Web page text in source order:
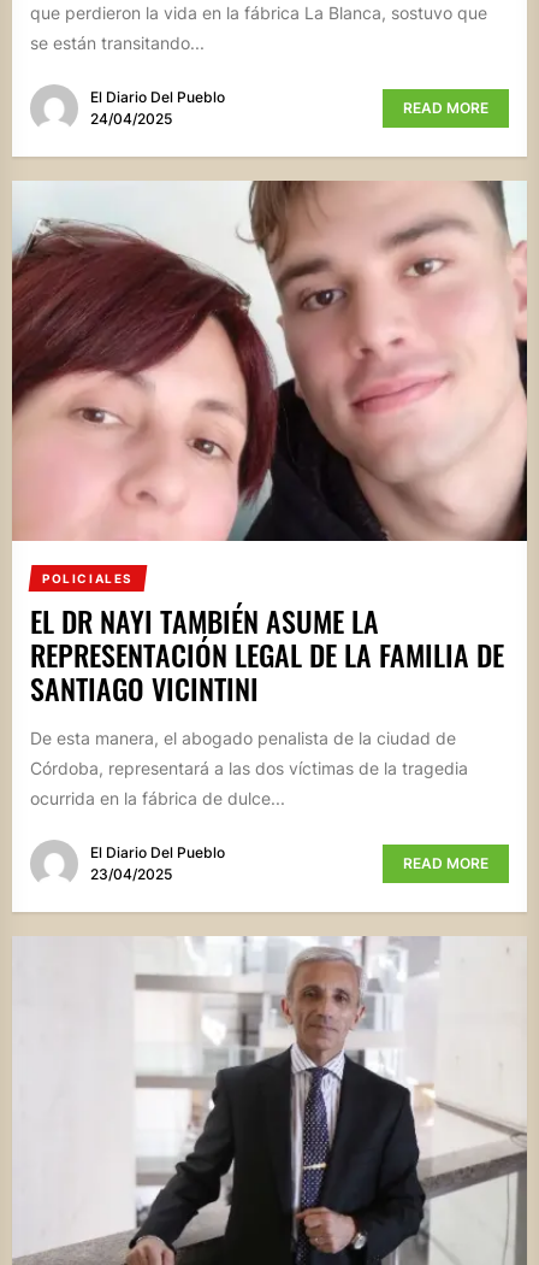
que perdieron la vida en la fábrica La Blanca, sostuvo que
se están transitando...
El Diario Del Pueblo
24/04/2025
READ MORE
POLICIALES
EL DR NAYI TAMBIÉN ASUME LA
REPRESENTACIÓN LEGAL DE LA FAMILIA DE
SANTIAGO VICINTINI
De esta manera, el abogado penalista de la ciudad de
Córdoba, representará a las dos víctimas de la tragedia
ocurrida en la fábrica de dulce...
El Diario Del Pueblo
23/04/2025
READ MORE